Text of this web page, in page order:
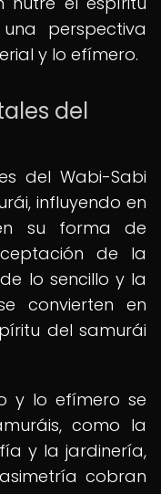
perspectiva
y lo efímero.
del
del Wabi-Sabi
influyendo en
su forma de
de la
lo sencillo y la
convierten en
del samurái
y lo efímero se
como la
y la jardinería,
cobran